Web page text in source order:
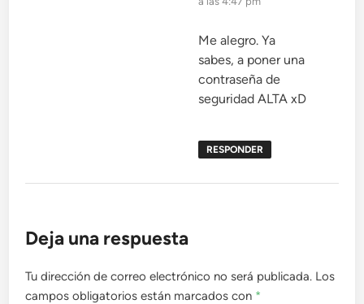
Me alegro. Ya
sabes, a poner una
contraseña de
seguridad ALTA xD
RESPONDER
Deja una respuesta
Tu dirección de correo electrónico no será publicada. Los
campos obligatorios están marcados con *